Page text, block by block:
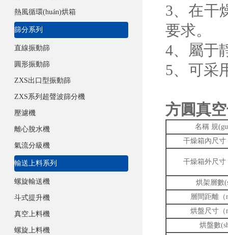
熱風循環(huán)烘箱
篩分系列
直線振動篩
圓形振動篩
ZXS出口型振動篩
ZXS系列超聲波篩分機
壓濾機
離心脫水機
氣流分級機
輸送上料系列
螺旋輸送機
斗式提升機
真空上料機
螺旋上料機
3、
要求。
4、
5、可
方圓真
名稱 規
干燥箱內尺寸
干燥箱外尺寸
烘架層數
層間距離（
烘盤尺寸（
烘盤數